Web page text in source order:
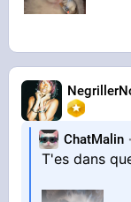
ChatMalin
T'es dans